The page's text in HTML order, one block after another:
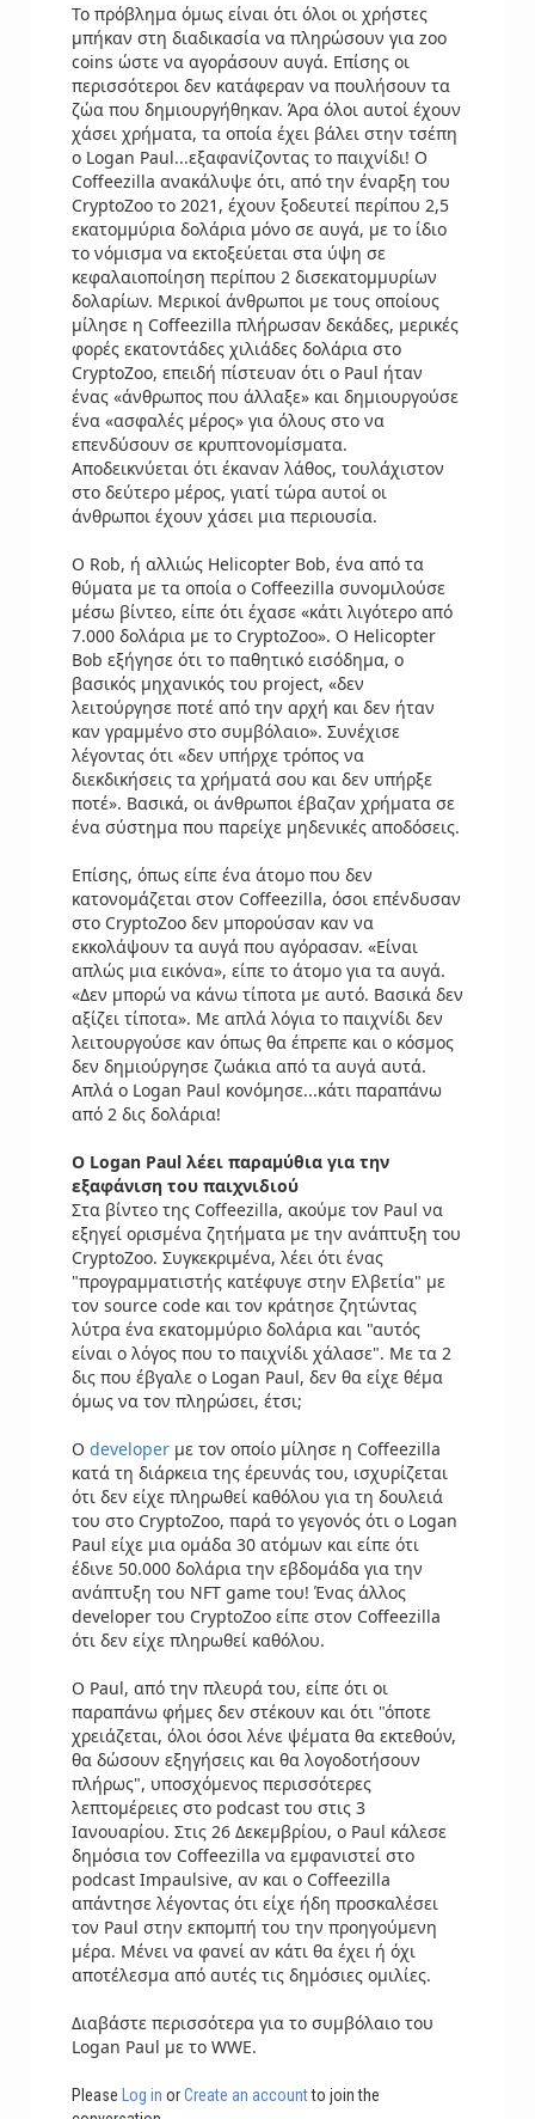
Το πρόβλημα όμως είναι ότι όλοι οι χρήστες
μπήκαν στη διαδικασία να πληρώσουν για zoo
coins ώστε να αγοράσουν αυγά. Επίσης οι
περισσότεροι δεν κατάφεραν να πουλήσουν τα
ζώα που δημιουργήθηκαν. Άρα όλοι αυτοί έχουν
χάσει χρήματα, τα οποία έχει βάλει στην τσέπη
ο Logan Paul...εξαφανίζοντας το παιχνίδι! Ο
Coffeezilla ανακάλυψε ότι, από την έναρξη του
CryptoZoo το 2021, έχουν ξοδευτεί περίπου 2,5
εκατομμύρια δολάρια μόνο σε αυγά, με το ίδιο
το νόμισμα να εκτοξεύεται στα ύψη σε
κεφαλαιοποίηση περίπου 2 δισεκατομμυρίων
δολαρίων. Μερικοί άνθρωποι με τους οποίους
μίλησε η Coffeezilla πλήρωσαν δεκάδες, μερικές
φορές εκατοντάδες χιλιάδες δολάρια στο
CryptoZoo, επειδή πίστευαν ότι ο Paul ήταν
ένας «άνθρωπος που άλλαξε» και δημιουργούσε
ένα «ασφαλές μέρος» για όλους στο να
επενδύσουν σε κρυπτονομίσματα.
Αποδεικνύεται ότι έκαναν λάθος, τουλάχιστον
στο δεύτερο μέρος, γιατί τώρα αυτοί οι
άνθρωποι έχουν χάσει μια περιουσία.
Ο Rob, ή αλλιώς Helicopter Bob, ένα από τα
θύματα με τα οποία ο Coffeezilla συνομιλούσε
μέσω βίντεο, είπε ότι έχασε «κάτι λιγότερο από
7.000 δολάρια με το CryptoZoo». Ο Helicopter
Bob εξήγησε ότι το παθητικό εισόδημα, ο
βασικός μηχανικός του project, «δεν
λειτούργησε ποτέ από την αρχή και δεν ήταν
καν γραμμένο στο συμβόλαιο». Συνέχισε
λέγοντας ότι «δεν υπήρχε τρόπος να
διεκδικήσεις τα χρήματά σου και δεν υπήρξε
ποτέ». Βασικά, οι άνθρωποι έβαζαν χρήματα σε
ένα σύστημα που παρείχε μηδενικές αποδόσεις.
Επίσης, όπως είπε ένα άτομο που δεν
κατονομάζεται στον Coffeezilla, όσοι επένδυσαν
στο CryptoZoo δεν μπορούσαν καν να
εκκολάψουν τα αυγά που αγόρασαν. «Είναι
απλώς μια εικόνα», είπε το άτομο για τα αυγά.
«Δεν μπορώ να κάνω τίποτα με αυτό. Βασικά δεν
αξίζει τίποτα». Με απλά λόγια το παιχνίδι δεν
λειτουργούσε καν όπως θα έπρεπε και ο κόσμος
δεν δημιούργησε ζωάκια από τα αυγά αυτά.
Απλά ο Logan Paul κονόμησε...κάτι παραπάνω
από 2 δις δολάρια!
Ο Logan Paul λέει παραμύθια για την
εξαφάνιση του παιχνιδιού
Στα βίντεο της Coffeezilla, ακούμε τον Paul να
εξηγεί ορισμένα ζητήματα με την ανάπτυξη του
CryptoZoo. Συγκεκριμένα, λέει ότι ένας
"προγραμματιστής κατέφυγε στην Ελβετία" με
τον source code και τον κράτησε ζητώντας
λύτρα ένα εκατομμύριο δολάρια και "αυτός
είναι ο λόγος που το παιχνίδι χάλασε". Με τα 2
δις που έβγαλε ο Logan Paul, δεν θα είχε θέμα
όμως να τον πληρώσει, έτσι;
Ο developer με τον οποίο μίλησε η Coffeezilla
κατά τη διάρκεια της έρευνάς του, ισχυρίζεται
ότι δεν είχε πληρωθεί καθόλου για τη δουλειά
του στο CryptoZoo, παρά το γεγονός ότι ο Logan
Paul είχε μια ομάδα 30 ατόμων και είπε ότι
έδινε 50.000 δολάρια την εβδομάδα για την
ανάπτυξη του NFT game του! Ένας άλλος
developer του CryptoZoo είπε στον Coffeezilla
ότι δεν είχε πληρωθεί καθόλου.
Ο Paul, από την πλευρά του, είπε ότι οι
παραπάνω φήμες δεν στέκουν και ότι "όποτε
χρειάζεται, όλοι όσοι λένε ψέματα θα εκτεθούν,
θα δώσουν εξηγήσεις και θα λογοδοτήσουν
πλήρως", υποσχόμενος περισσότερες
λεπτομέρειες στο podcast του στις 3
Ιανουαρίου. Στις 26 Δεκεμβρίου, ο Paul κάλεσε
δημόσια τον Coffeezilla να εμφανιστεί στο
podcast Impaulsive, αν και ο Coffeezilla
απάντησε λέγοντας ότι είχε ήδη προσκαλέσει
τον Paul στην εκπομπή του την προηγούμενη
μέρα. Μένει να φανεί αν κάτι θα έχει ή όχι
αποτέλεσμα από αυτές τις δημόσιες ομιλίες.
Διαβάστε περισσότερα για το συμβόλαιο του
Logan Paul με το WWE.
Please Log in orCreate an accountto join the